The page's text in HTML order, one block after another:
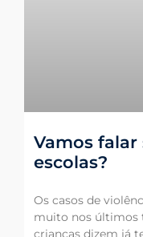
Vamos falar
escolas?
Os casos de
muito nos últimos
crianças dizem já